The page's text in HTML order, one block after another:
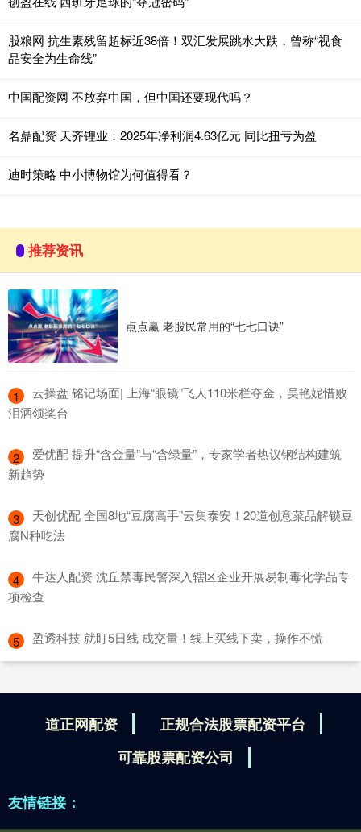
股粮网 抗生素残留超标近38倍！双汇发展跳水大跌，曾称“视食
品安全为生命线”
中国配资网 不放弃中国，但中国还要现代吗？
名鼎配资 天齐锂业：2025年净利润4.63亿元 同比扭亏为盈
迪时策略 中小博物馆为何值得看？
推荐资讯
点点赢 老股民常用的“七七口诀”
1
​云操盘 铭记场面| 上海“眼镜”飞人110米栏夺金，吴艳妮惜败
泪洒领奖台
2
​爱优配 提升“含金量”与“含绿量”，专家学者热议钢结构建筑
新趋势
3
​天创优配 全国8地“豆腐高手”云集泰安！20道创意菜品解锁豆
腐N种吃法
4
​牛达人配资 沈丘禁毒民警深入辖区企业开展易制毒化学品专
项检查
5 ​盈透科技 就盯5日线 成交量！线上买线下卖，操作不慌
道正网配资
正规合法股票配资平台
可靠股票配资公司
友情链接：